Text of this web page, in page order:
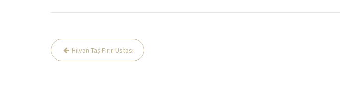
Yazı
gezinmesi
Hilvan Taş Fırın Ustası